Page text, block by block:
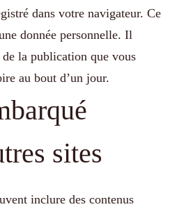
dans votre navigateur. Ce
donnée personnelle. Il
la publication que vous
au bout d’un jour.
sites
inclure des contenus